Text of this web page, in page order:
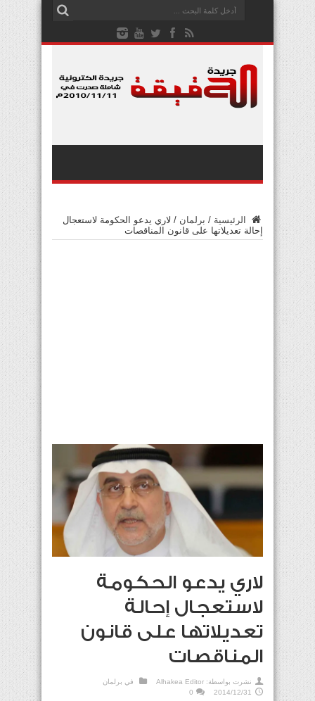
الرئيسية / برلمان / لاري يدعو الحكومة لاستعجال
إحالة تعديلاتها على قانون المناقصات
لاري يدعو الحكومة
لاستعجال إحالة
تعديلاتها على قانون
المناقصات
نشرت بواسطة: Alhakea Editor في برلمان
2014/12/31
0